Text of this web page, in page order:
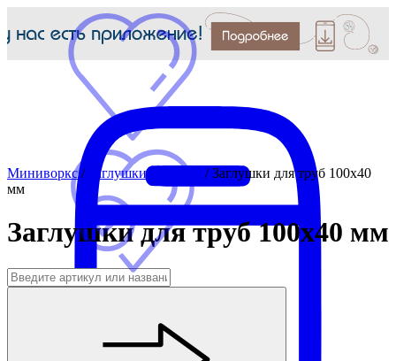
Миниворкс / Заглушки для труб /Заглушки для труб 100x40
мм
Заглушки для труб 100x40 мм